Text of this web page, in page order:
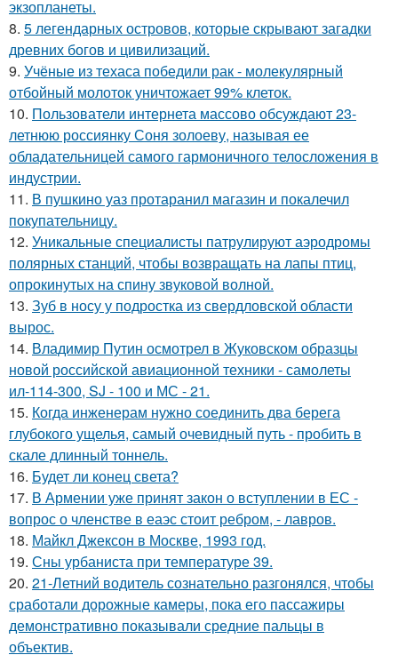
экзопланеты.
8. 5 легендарных островов, которые скрывают загадки
древних богов и цивилизаций.
9. Учёные из техаса победили рак - молекулярный
отбойный молоток уничтожает 99% клеток.
10. Пользователи интернета массово обсуждают 23-
летнюю россиянку Соня золоеву, называя ее
обладательницей самого гармоничного телосложения в
индустрии.
11. В пушкино уаз протаранил магазин и покалечил
покупательницу.
12. Уникальные специалисты патрулируют аэродромы
полярных станций, чтобы возвращать на лапы птиц,
опрокинутых на спину звуковой волной.
13. Зуб в носу у подростка из свердловской области
вырос.
14. Владимир Путин осмотрел в Жуковском образцы
новой российской авиационной техники - самолеты
ил-114-300, SJ - 100 и МС - 21.
15. Когда инженерам нужно соединить два берега
глубокого ущелья, самый очевидный путь - пробить в
скале длинный тоннель.
16. Будет ли конец света?
17. В Армении уже принят закон о вступлении в ЕС -
вопрос о членстве в еаэс стоит ребром, - лавров.
18. Майкл Джексон в Москве, 1993 год.
19. Сны урбаниста при температуре 39.
20. 21-Летний водитель сознательно разгонялся, чтобы
сработали дорожные камеры, пока его пассажиры
демонстративно показывали средние пальцы в
объектив.